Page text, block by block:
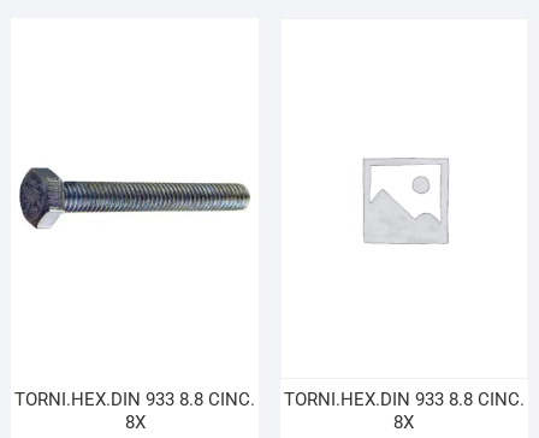
TORNI.HEX.DIN 933 8.8 CINC.
8X
TORNI.HEX.DIN 933 8.8 CINC.
8X